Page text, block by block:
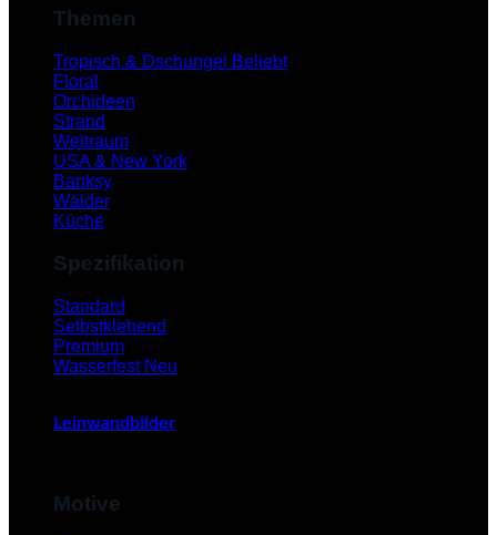
Themen
Tropisch & Dschungel
Floral
Orchideen
Strand
Weltraum
USA & New York
Banksy
Wälder
Küche
Spezifikation
Standard
Selbstklebend
Premium
Wasserfest
Leinwandbilder
Motive